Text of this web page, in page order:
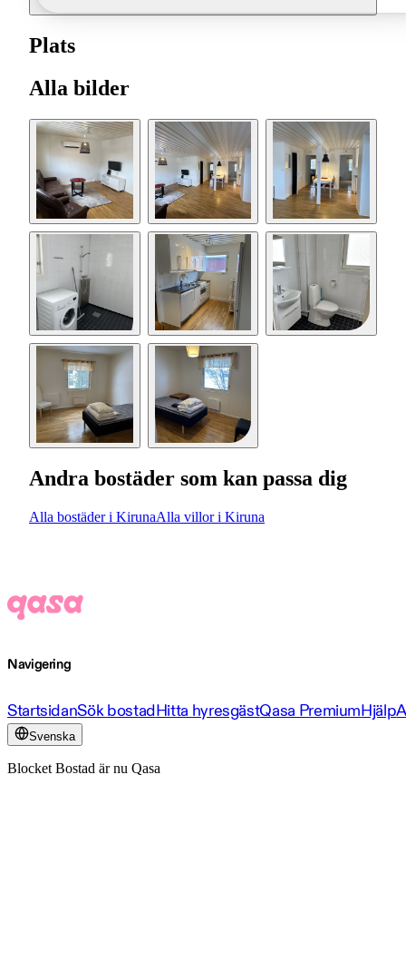
Plats
Alla bilder
Andra bostäder som kan passa dig
Alla bostäder i KirunaAlla villor i Kiruna
Navigering
StartsidanSök bostadHitta hyresgästQasa PremiumHjälp
Svenska
Blocket Bostad är nu Qasa